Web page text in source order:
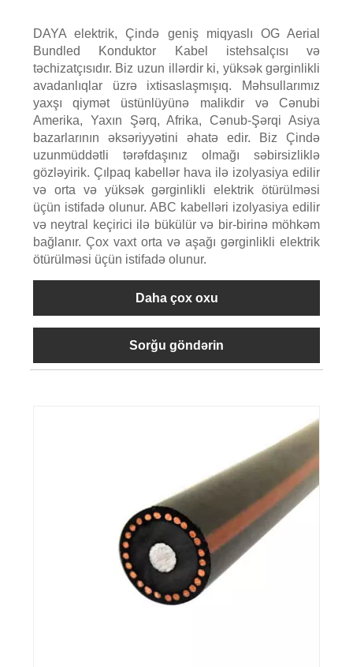
DAYA elektrik, Çində geniş miqyaslı OG Aerial
Bundled Konduktor Kabel istehsalçısı və
təchizatçısıdır. Biz uzun illərdir ki, yüksək gərginlikli
avadanlıqlar üzrə ixtisaslaşmışıq. Məhsullarımız
yaxşı qiymət üstünlüyünə malikdir və Cənubi
Amerika, Yaxın Şərq, Afrika, Cənub-Şərqi Asiya
bazarlarının əksəriyyətini əhatə edir. Biz Çində
uzunmüddətli tərəfdaşınız olmağı səbirsizliklə
gözləyirik. Çılpaq kabellər hava ilə izolyasiya edilir
və orta və yüksək gərginlikli elektrik ötürülməsi
üçün istifadə olunur. ABC kabelləri izolyasiya edilir
və neytral keçirici ilə bükülür və bir-birinə möhkəm
bağlanır. Çox vaxt orta və aşağı gərginlikli elektrik
ötürülməsi üçün istifadə olunur.
Daha çox oxu
Sorğu göndərin